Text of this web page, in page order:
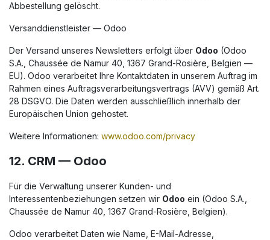
Abbestellung gelöscht.
Versanddienstleister — Odoo
Der Versand unseres Newsletters erfolgt über Odoo (Odoo
S.A., Chaussée de Namur 40, 1367 Grand-Rosière, Belgien —
EU). Odoo verarbeitet Ihre Kontaktdaten in unserem Auftrag im
Rahmen eines Auftragsverarbeitungsvertrags (AVV) gemäß Art.
28 DSGVO. Die Daten werden ausschließlich innerhalb der
Europäischen Union gehostet.
Weitere Informationen: www.odoo.com/privacy
12. CRM — Odoo
Für die Verwaltung unserer Kunden- und
Interessentenbeziehungen setzen wir Odoo ein (Odoo S.A.,
Chaussée de Namur 40, 1367 Grand-Rosière, Belgien).
Odoo verarbeitet Daten wie Name, E-Mail-Adresse,